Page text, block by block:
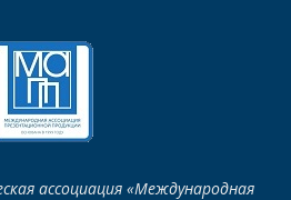
ассоциация «Международная